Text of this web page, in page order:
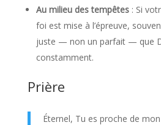
Au milieu des tempêtes: Si
foi est mise à l’épreuve,
juste — non un parfait — que
constamment.
Prière
Éternel, Tu es proche de